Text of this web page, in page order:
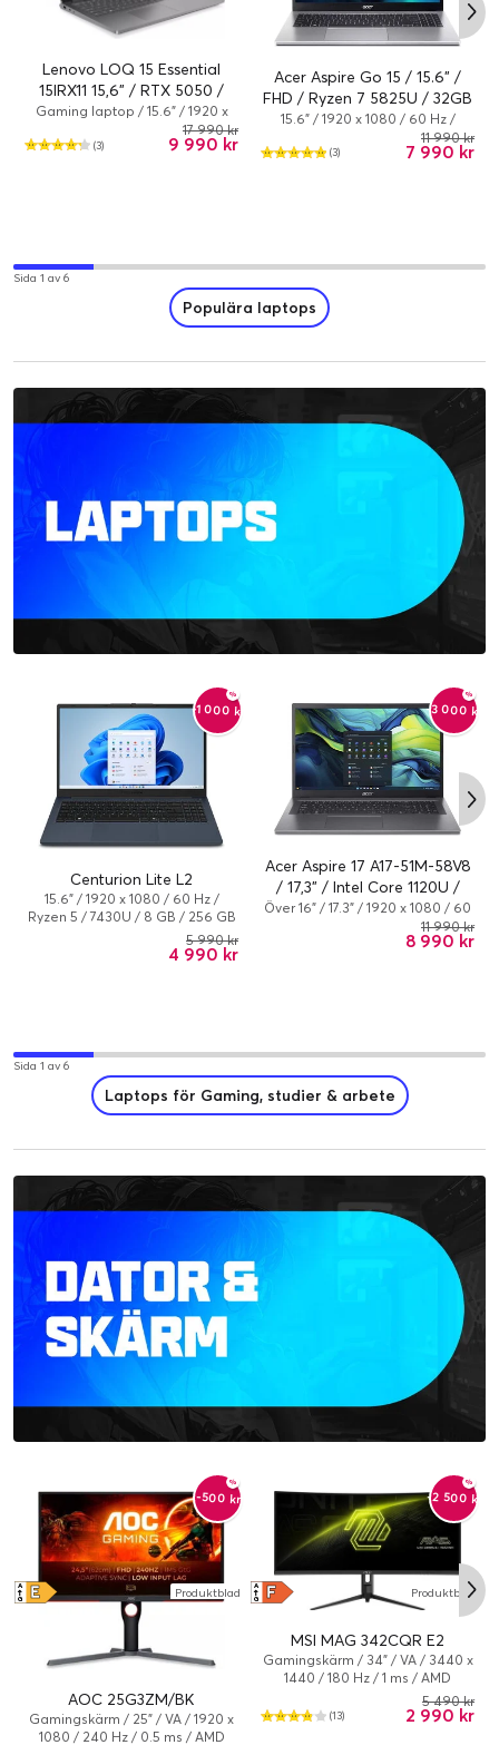
Lenovo LOQ 15 Essential
15IRX11 15,6" / RTX 5050 /
Intel i-5-13450HX / 16GB /
512GB / Win 11
Gaming laptop / 15.6" / 1920 x
1080 / 144 Hz / Core i5 / 13450HX
/ 16 GB / 512 GB / NVIDIA
(3) 9 990 kr
17 990 kr
Acer Aspire Go 15 / 15.6" /
FHD / Ryzen 7 5825U / 32GB
/ 1TB
15.6" / 1920 x 1080 / 60 Hz /
Ryzen 7 / 5825U / 32 GB / 1.024
TB / AMD Radeon Graphics /
(3) 7 990 kr
11 990 kr
Sida 1 av 6
Populära laptops
-1 000 kr
Centurion Lite L2
15.6" / 1920 x 1080 / 60 Hz /
Ryzen 5 / 7430U / 8 GB / 256 GB
/ AMD Radeon Graphics /
Windows 11 Home4 990 kr
5 990 kr
-3 000 kr
Acer Aspire 17 A17-51M-58V8
/ 17,3" / Intel Core 1120U /
16GB / 1TB / Win 11
Över 16" / 17.3" / 1920 x 1080 / 60
Hz / Core 5 / 120U / 16 GB / 1.024
TB / Intel Graphics / Windows 11
8 990 kr
11 990 kr
Sida 1 av 6
Laptops för Gaming, studier & arbete
-500 kr
AOC 25G3ZM/BK
Gamingskärm / 25" / VA / 1920 x
1080 / 240 Hz / 0.5 ms / AMD
E
A
↑
G Produktblad
-2 500 kr
MSI MAG 342CQR E2
Gamingskärm / 34" / VA / 3440 x
1440 / 180 Hz / 1 ms / AMD
Adaptive-Sync / Lutning, Vridbar
bas, Pivot (rotation), Höjd
F
A
↑
G Produktblad
(13) 2 990 kr
5 490 kr